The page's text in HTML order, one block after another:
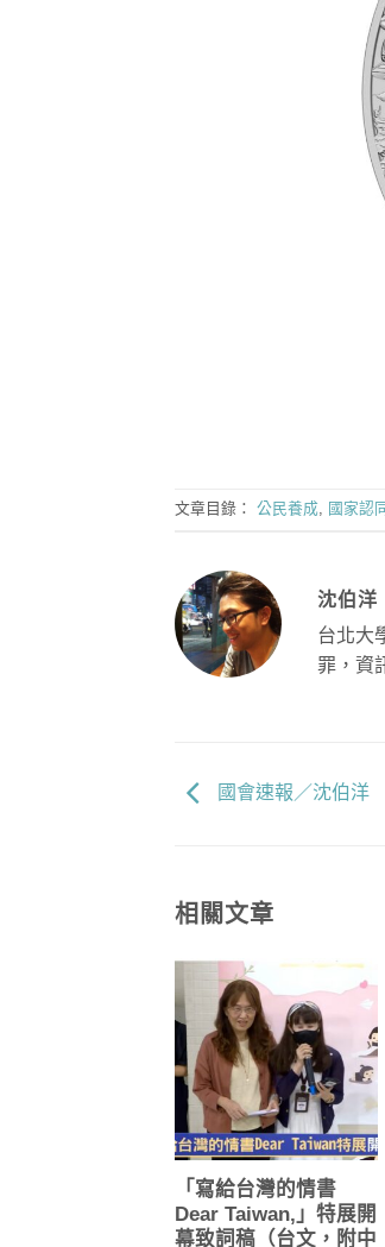
文章目錄： 公民養成 國家認
沈伯洋
台北大
罪，資
國會速報／沈伯洋
相關文章
「寫給台灣的情書
Dear Taiwan,」特展開
幕致詞稿（台文，附中